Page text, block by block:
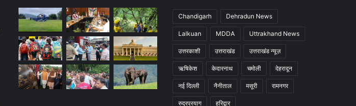
Chandigarh Dehradun News
Lalkuan MDDA Uttrakhand News
उत्तरकाशी उत्तराखंड उत्तराखंड न्यूज़
ऋषिकेश केदारनाथ चमोली देहरादून
नई दिल्ली नैनीताल मसूरी रामनगर
रुद्रप्रयाग हरिद्वार